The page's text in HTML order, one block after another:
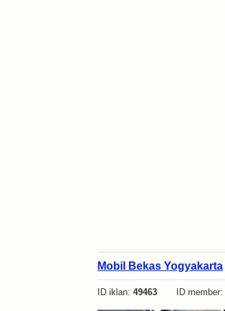
Mobil Bekas Yogyakarta
ID iklan: 49463 ID member: